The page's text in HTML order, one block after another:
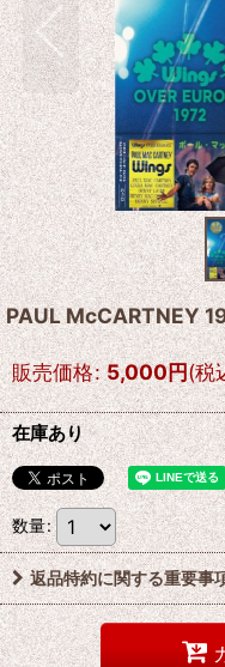
PAUL McCARTNEY
販売価格: 5,000円(税
在庫あり
数量:
返品特約に関する重要事